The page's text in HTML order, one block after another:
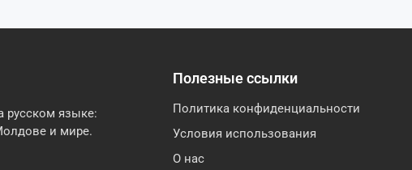
русском языке:
и мире.
Полезные ссылки
Политика конфиденциальности
Условия использования
О нас